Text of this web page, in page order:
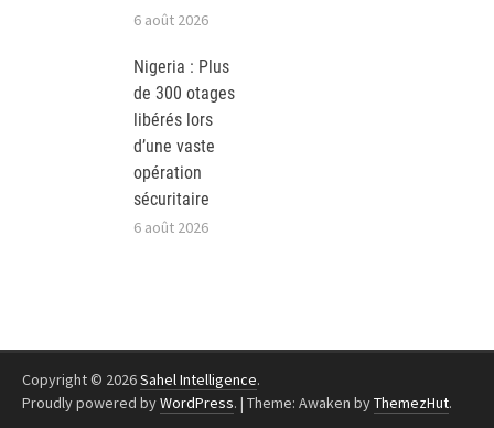
6 août 2026
Nigeria : Plus
de 300 otages
libérés lors
d’une vaste
opération
sécuritaire
6 août 2026
Copyright © 2026Sahel Intelligence.
Proudly powered byWordPress. | Theme: Awaken byThemezHut.